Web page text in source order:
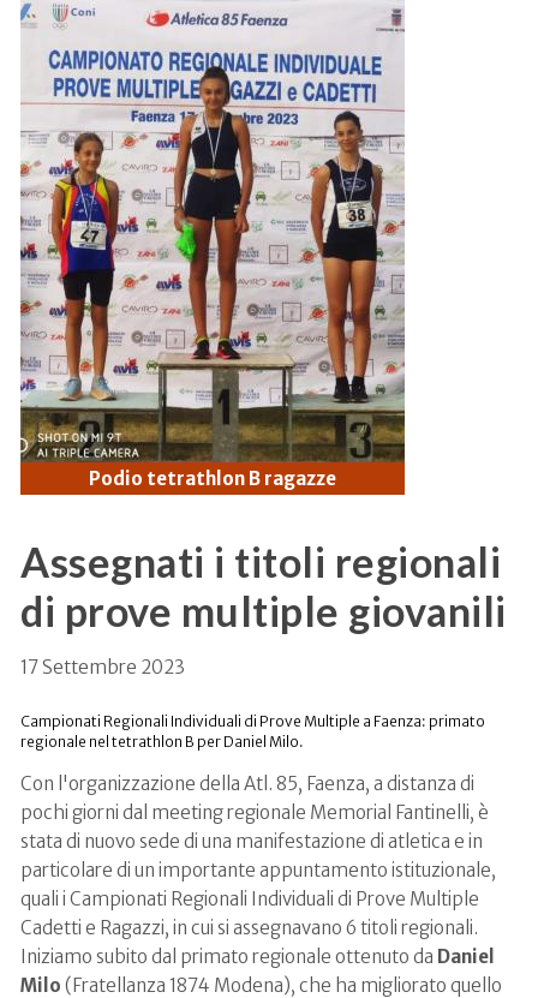
Podio tetrathlon B ragazze
Assegnati i titoli regionali
di prove multiple giovanili
17 Settembre 2023
Campionati Regionali Individuali di Prove Multiple a Faenza: primato
regionale nel tetrathlon B per Daniel Milo.
Con l'organizzazione della Atl. 85, Faenza, a distanza di
pochi giorni dal meeting regionale Memorial Fantinelli, è
stata di nuovo sede di una manifestazione di atletica e in
particolare di un importante appuntamento istituzionale,
quali i Campionati Regionali Individuali di Prove Multiple
Cadetti e Ragazzi, in cui si assegnavano 6 titoli regionali.
Iniziamo subito dal primato regionale ottenuto da Daniel
Milo (Fratellanza 1874 Modena), che ha migliorato quello